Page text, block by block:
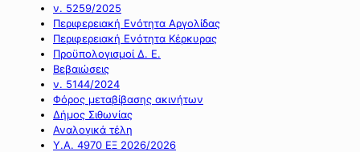
ν. 5259/2025
Περιφερειακή Ενότητα Αργολίδας
Περιφερειακή Ενότητα Κέρκυρας
Προϋπολογισμοί Δ. Ε.
Βεβαιώσεις
ν. 5144/2024
Φόρος μεταβίβασης ακινήτων
Δήμος Σιθωνίας
Αναλογικά τέλη
Υ.Α. 4970 ΕΞ 2026/2026